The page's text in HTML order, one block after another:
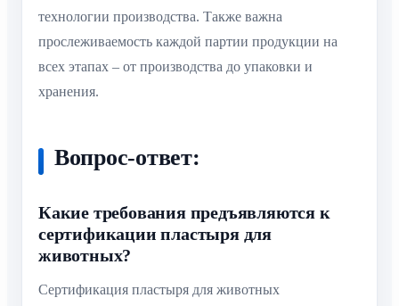
технологии производства. Также важна
прослеживаемость каждой партии продукции на
всех этапах – от производства до упаковки и
хранения.
Вопрос-ответ:
Какие требования предъявляются к
сертификации пластыря для
животных?
Сертификация пластыря для животных